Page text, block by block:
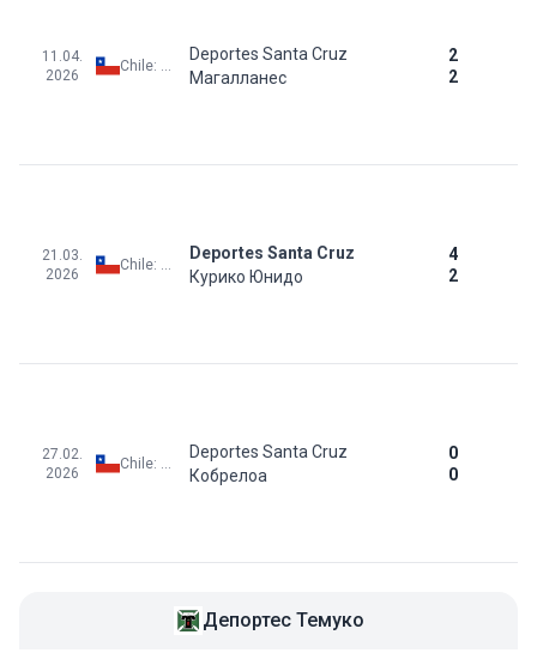
11.04.
2026
Chile: Primera B - Apertura - 2nd Phase
Deportes Santa Cruz
2
2
Магалланес
21.03.
2026
Chile: Primera B - Apertura - 2nd Phase
Deportes Santa Cruz
4
2
Курико Юнидо
27.02.
2026
Chile: Primera B - Apertura - 2nd Phase
Deportes Santa Cruz
0
0
Кобрелоа
Депортес Темуко